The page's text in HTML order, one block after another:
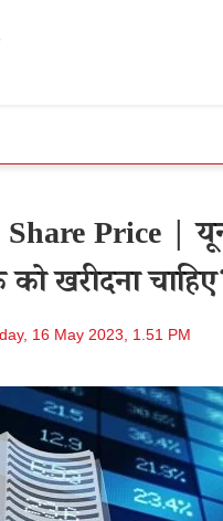
Price |
खरीदना
16 May 2023, 1.51 PM